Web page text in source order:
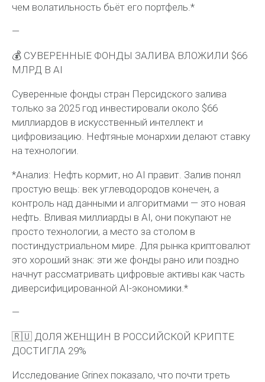
чем волатильность бьёт его портфель.*
—
💰 СУВЕРЕННЫЕ ФОНДЫ ЗАЛИВА ВЛОЖИЛИ $66
МЛРД В AI
Суверенные фонды стран Персидского залива
только за 2025 год инвестировали около $66
миллиардов в искусственный интеллект и
цифровизацию. Нефтяные монархии делают ставку
на технологии.
*Анализ: Нефть кормит, но AI правит. Залив понял
простую вещь: век углеводородов конечен, а
контроль над данными и алгоритмами — это новая
нефть. Вливая миллиарды в AI, они покупают не
просто технологии, а место за столом в
постиндустриальном мире. Для рынка криптовалют
это хороший знак: эти же фонды рано или поздно
начнут рассматривать цифровые активы как часть
диверсифицированной AI-экономики.*
—
🇷🇺 ДОЛЯ ЖЕНЩИН В РОССИЙСКОЙ КРИПТЕ
ДОСТИГЛА 29%
Исследование Grinex показало, что почти треть